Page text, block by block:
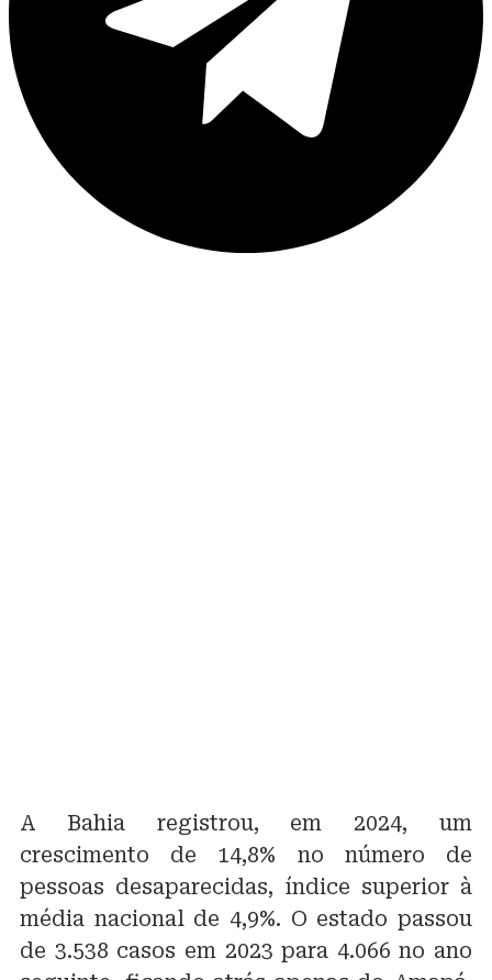
A Bahia registrou, em 2024, um
crescimento de 14,8% no número de
pessoas desaparecidas, índice superior à
média nacional de 4,9%. O estado passou
de 3.538 casos em 2023 para 4.066 no ano